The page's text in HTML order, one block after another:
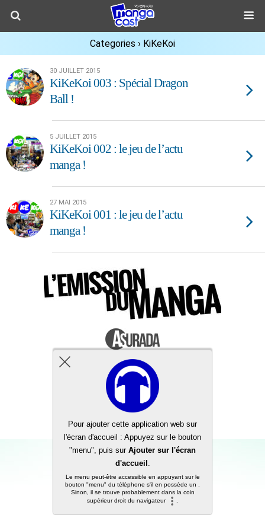
Categories › KiKeKoi
30 JUILLET 2015
KiKeKoi 003 : Spécial Dragon
Ball !
5 JUILLET 2015
KiKeKoi 002 : le jeu de l’actu
manga !
27 MAI 2015
KiKeKoi 001 : le jeu de l’actu
manga !
Back to top